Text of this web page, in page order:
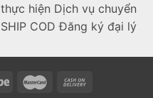
thực hiện Dịch vụ chuyển
SHIP COD Đăng ký đại lý